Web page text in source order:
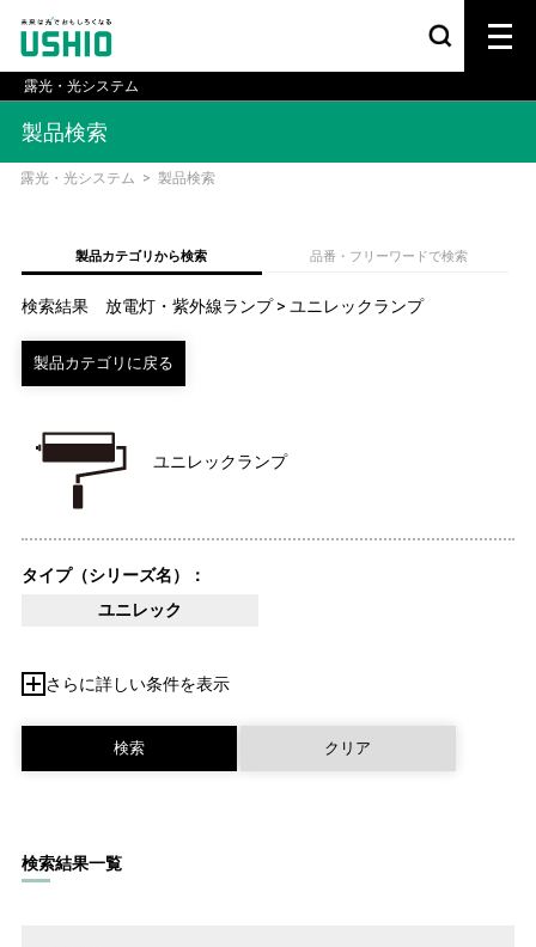
露光・光システム
製品検索
露光・光システム > 製品検索
製品カテゴリから検索 品番・フリーワードで検索
検索結果 放電灯・紫外線ランプ > ユニレックランプ
ユニレックランプ
タイプ（シリーズ名）：
ユニレック
さらに詳しい条件を表示
検索結果一覧